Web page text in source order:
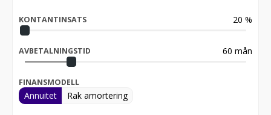
2021-07-22 - 11473 mil
2023-02-15 - 14260 mil
2024-02-15 - 15259 mil
2026-06-21 - 20502 mil
för att:
• Se närbilder och film på bilen
KONTANTINSATS 20 %
AVBETALNINGSTID 60 mån
FINANSMODELL
Annuitet Rak amortering